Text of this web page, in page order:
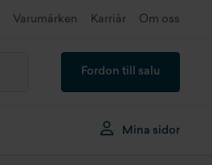
Varumärken Karriär Om oss
Fordon till salu
Mina sidor